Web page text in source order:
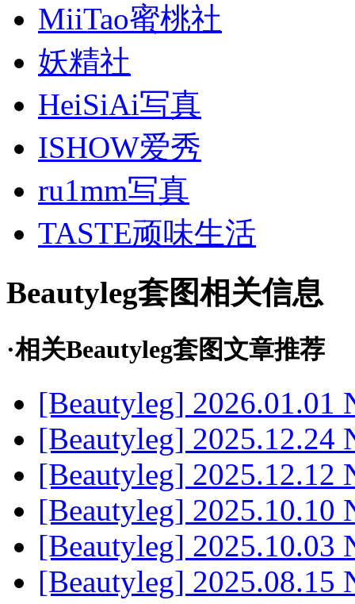
MiiTao蜜桃社
妖精社
HeiSiAi写真
ISHOW爱秀
ru1mm写真
TASTE顽味生活
Beautyleg套图相关信息
·相关Beautyleg套图文章推荐
[Beautyleg] 2026.01.01
[Beautyleg] 2025.12.24
[Beautyleg] 2025.12.12
[Beautyleg] 2025.10.10
[Beautyleg] 2025.10.03
[Beautyleg] 2025.08.15